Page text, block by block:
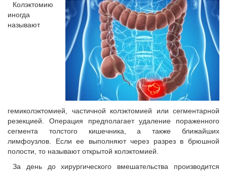
Колэктомию
иногда
называют
гемиколэктомией, частичной колэктомией или сегментарной
резекцией. Операция предполагает удаление пораженного
сегмента толстого кишечника, а также ближайших
лимфоузлов. Если ее выполняют через разрез в брюшной
полости, то называют открытой колэктомией.
За день до хирургического вмешательства производится